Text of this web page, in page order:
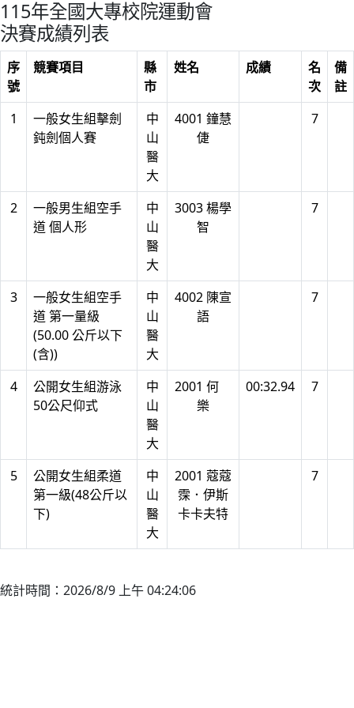
115年全國大專校院運動會
決賽成績列表
序
號
競賽項目
縣
市
姓名 成績
名
次
備
註
1
一般女生組擊劍
鈍劍個人賽
中
山
醫
大
4001 鐘慧
倢
7
2
一般男生組空手
道 個人形
中
山
醫
大
3003 楊學
智
7
3
一般女生組空手
道 第一量級
(50.00 公斤以下
(含))
中
山
醫
大
4002 陳宣
語
7
4
公開女生組游泳
50公尺仰式
中
山
醫
大
2001 何
樂
00:32.94 7
5
公開女生組柔道
第一級(48公斤以
下)
中
山
醫
大
2001 蔻蔻
霂．伊斯
卡卡夫特
7
統計時間：2026/8/9 上午 04:24:06